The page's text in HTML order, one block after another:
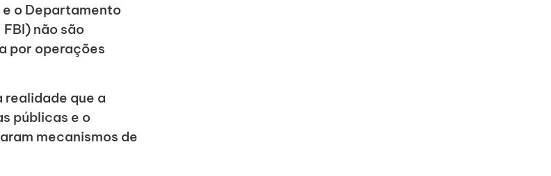
o Departamento
não são
por operações
realidade que a
públicas e o
mecanismos de